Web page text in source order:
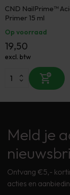
CND NailPrime™
Primer 15 ml
Op voorraad
19,50
excl. btw
Meld je
Ontvang €5,-
acties en